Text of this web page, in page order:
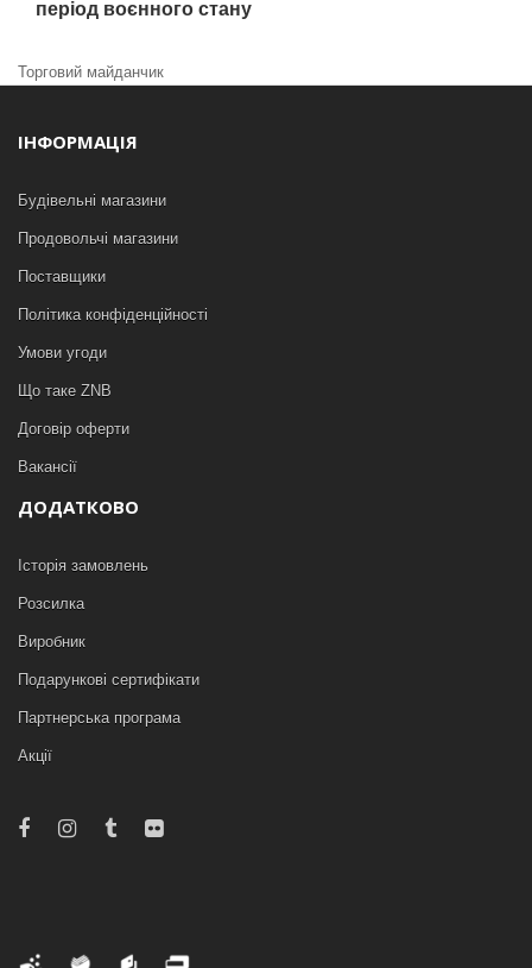
період воєнного стану
Торговий майданчик
ІНФОРМАЦІЯ
Будівельні магазини
Продовольчі магазини
Поставщики
Політика конфіденційності
Умови угоди
Що таке ZNB
Договір оферти
Вакансії
ДОДАТКОВО
Історія замовлень
Розсилка
Виробник
Подарункові сертифікати
Партнерська програма
Акції